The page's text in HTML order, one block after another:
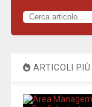
ARTICOLI PIÙ